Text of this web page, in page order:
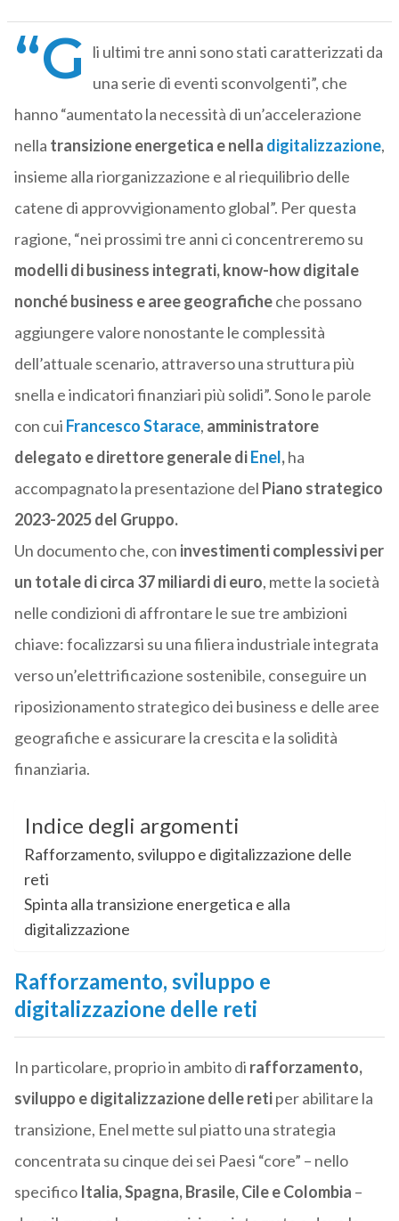
“G li ultimi tre anni sono stati caratterizzati da
una serie di eventi sconvolgenti”, che
hanno “aumentato la necessità di un’accelerazione
nella transizione energetica e nella digitalizzazione,
insieme alla riorganizzazione e al riequilibrio delle
catene di approvvigionamento global”. Per questa
ragione, “nei prossimi tre anni ci concentreremo su
modelli di business integrati, know-how digitale
nonché business e aree geograficheche possano
aggiungere valore nonostante le complessità
dell’attuale scenario, attraverso una struttura più
snella e indicatori finanziari più solidi”. Sono le parole
con cui Francesco Starace, amministratore
delegato e direttore generale diEnel,ha
accompagnato la presentazione del Piano strategico
2023-2025 del Gruppo.
Un documento che, con investimenti complessivi per
un totale di circa 37 miliardi di euro, mette la società
nelle condizioni di affrontare le sue tre ambizioni
chiave: focalizzarsi su una filiera industriale integrata
verso un’elettrificazione sostenibile, conseguire un
riposizionamento strategico dei business e delle aree
geografiche e assicurare la crescita e la solidità
finanziaria.
Indice degli argomenti
Rafforzamento, sviluppo e digitalizzazione delle
reti
Spinta alla transizione energetica e alla
digitalizzazione
Rafforzamento, sviluppo e
digitalizzazione delle reti
In particolare, proprio in ambito di rafforzamento,
sviluppo e digitalizzazione delle retiper abilitare la
transizione, Enel mette sul piatto una strategia
concentrata su cinque dei sei Paesi “core” – nello
specifico Italia, Spagna, Brasile, Cile e Colombia –